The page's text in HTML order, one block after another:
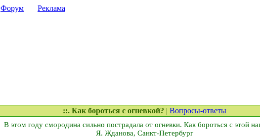
Форум
Реклама
::. Как бороться с огневкой? | Вопросы-ответы
В этом году смородина сильно пострадала от огневки. Как бороться с этой
Я. Жданова, Санкт-Петербург